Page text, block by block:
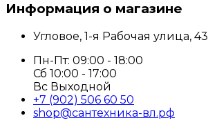
Информация о магазине
Угловое, 1-я Рабочая улица, 43
Пн-Пт: 09:00 - 18:00
Сб 10:00 - 17:00
Вс Выходной
+7 (902) 506 60 50
shop@сантехника-вл.рф